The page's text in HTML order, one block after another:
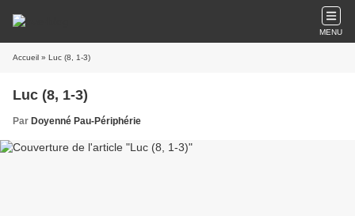
MENU
Accueil » Luc (8, 1-3)
Luc (8, 1-3)
Par Doyenné Pau-Périphérie